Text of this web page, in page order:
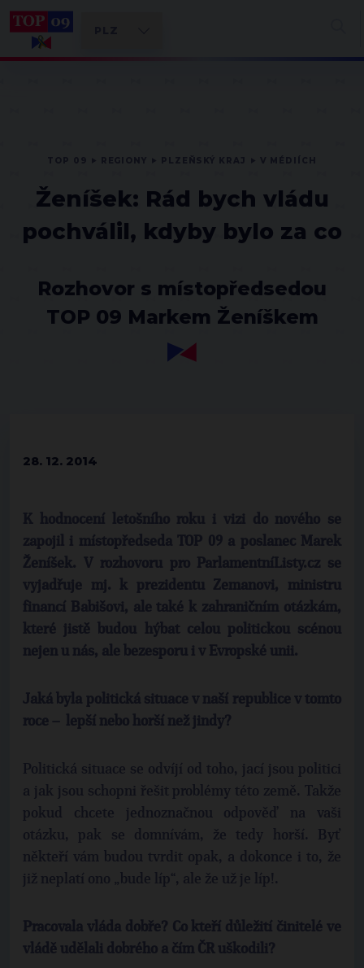
Ženíšek: Rád bych vládu
pochválil, kdyby bylo za co
Rozhovor s místopředsedou
TOP 09 Markem Ženíškem
28. 12. 2014
K hodnocení letošního roku i vizi do nového se
zapojil i místopředseda TOP 09 a poslanec Marek
Ženíšek. V rozhovoru pro ParlamentníListy.cz se
vyjadřuje mj. k prezidentu Zemanovi, ministru
financí Babišovi, ale také k zahraničním otázkám,
které jistě budou hýbat celou politickou scénou
nejen u nás, ale bezesporu i v Evropské unii.
Jaká byla politická situace v naší republice v tomto
roce – lepší nebo horší než jindy?
Politická situace se odvíjí od toho, jací jsou politici
a jak jsou schopni řešit problémy této země. Takže
pokud chcete jednoznačnou odpověď na vaši
otázku, pak se domnívám, že tedy horší. Byť
někteří vám budou tvrdit opak, a dokonce i to, že
již neplatí ono „bude líp“, ale že už je líp!.
Pracovala vláda dobře? Co kteří důležití činitelé ve
vládě udělali dobrého a čím ČR uškodili?